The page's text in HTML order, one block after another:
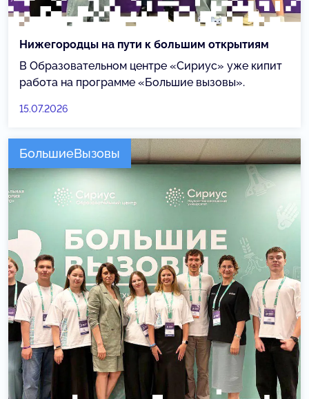
Нижегородцы на пути к большим открытиям
В Образовательном центре «Сириус» уже кипит
работа на программе «Большие вызовы».
15.07.2026
БольшиеВызовы